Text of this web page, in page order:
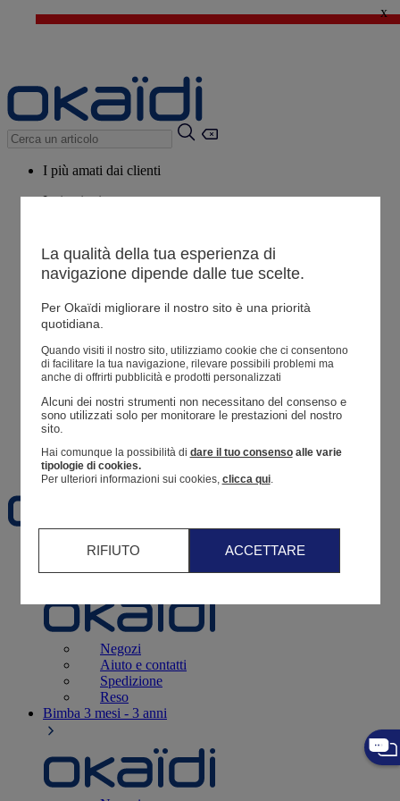
🔥SALDI : Ancora più prodotti fino al -60%*>
x
I più amati dai clienti
Ispirazioni
Potrebbero piacerti anche
Tutti i prodotti
Resoconto di un ordine
Preferiti
3 - 12 mesi
Negozi
Aiuto e contatti
Spedizione
Reso
Bimba 3 mesi - 3 anni
La qualità della tua esperienza di
navigazione dipende dalle tue scelte.
Per Okaïdi migliorare il nostro sito è una priorità
quotidiana.
Quando visiti il ​​nostro sito, utilizziamo cookie che ci consentono
di facilitare la tua navigazione, rilevare possibili problemi ma
anche di offrirti pubblicità e prodotti personalizzati
Alcuni dei nostri strumenti non necessitano del consenso e
sono utilizzati solo per monitorare le prestazioni del nostro
sito.
Hai comunque la possibilità di dare il tuo consensoalle varie
tipologie di cookies.
Per ulteriori informazioni sui cookies, clicca qui.
RIFIUTO ACCETTARE